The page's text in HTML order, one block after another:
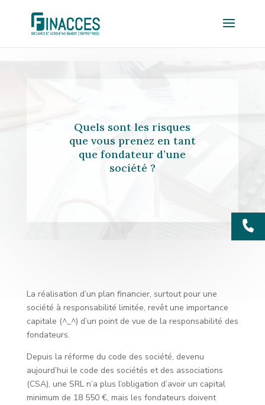
Quels sont les risques
que vous prenez en tant
que fondateur d’une
société ?
La réalisation d’un plan financier, surtout pour une
société à responsabilité limitée, revêt une importance
capitale (^_^) d’un point de vue de la responsabilité des
fondateurs.
Depuis la réforme du code des société, devenu
aujourd’hui le code des sociétés et des associations
(CSA), une SRL n’a plus l’obligation d’avoir un capital
minimum de 18 550 €, mais les fondateurs doivent